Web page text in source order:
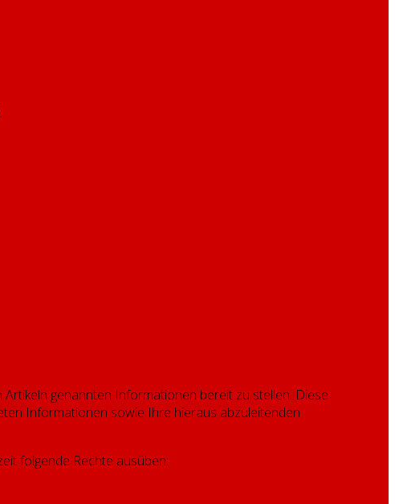
genannten Informationen bereit zu stellen. Diese
Informationen sowie Ihre hieraus abzuleitenden
folgende Rechte ausüben: